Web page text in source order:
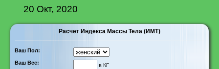
20 Окт, 2020
Расчет Индекса Массы Тела (ИМТ)
Ваш Пол:
Ваш Вес:
в КГ